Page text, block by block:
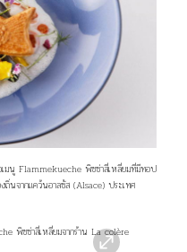
มนู Flammekueche พิซซ่าสี่เหลี่ยมที่มีทอป
นจากแคว้นอาลซัส (Alsace) ประเทศ